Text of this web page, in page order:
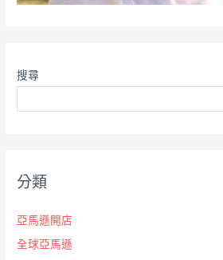
搜尋
分類
亞馬遜開店
全球亞馬遜